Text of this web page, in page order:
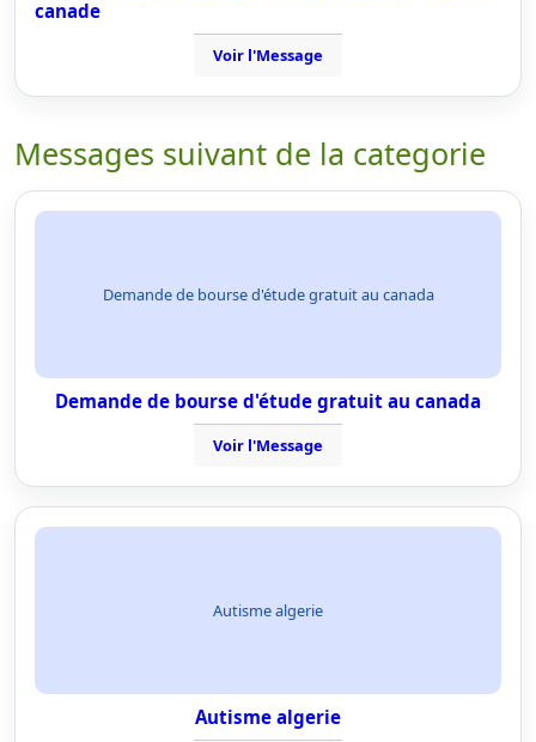
canade
Voir l'Message
Messages suivant de la categorie
Demande de bourse d'étude gratuit au canada
Demande de bourse d'étude gratuit au canada
Voir l'Message
Autisme algerie
Autisme algerie